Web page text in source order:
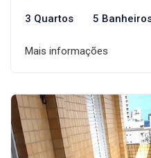
3 Quartos 5
Mais informações